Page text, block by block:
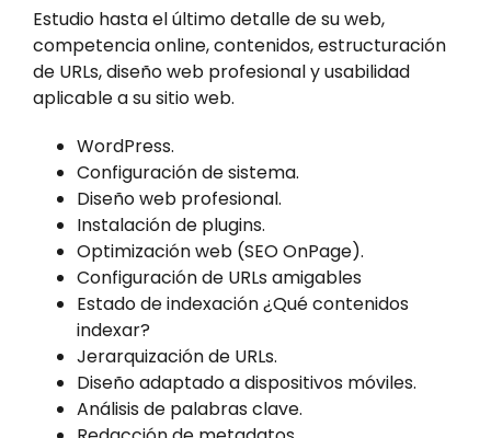
Estudio hasta el último detalle de su web,
competencia online, contenidos, estructuración
de URLs, diseño web profesional y usabilidad
aplicable a su sitio web.
WordPress.
Configuración de sistema.
Diseño web profesional.
Instalación de plugins.
Optimización web (SEO OnPage).
Configuración de URLs amigables
Estado de indexación ¿Qué contenidos
indexar?
Jerarquización de URLs.
Diseño adaptado a dispositivos móviles.
Análisis de palabras clave.